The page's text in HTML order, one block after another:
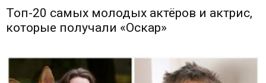
Топ-20 самых молодых актёров и актрис,
которые получали «Оскар»